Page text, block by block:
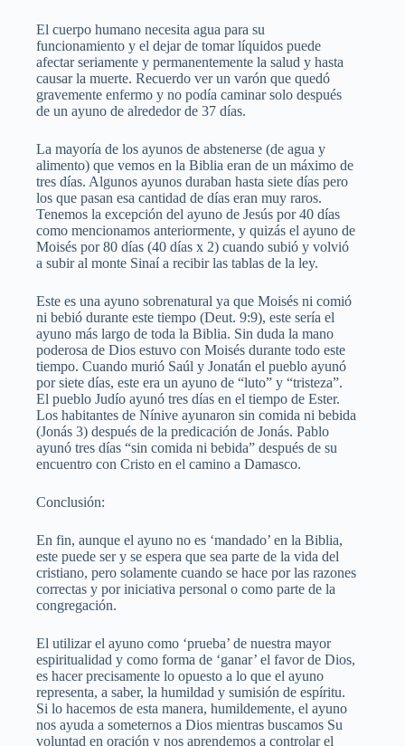
El cuerpo humano necesita agua para su
funcionamiento y el dejar de tomar líquidos puede
afectar seriamente y permanentemente la salud y hasta
causar la muerte. Recuerdo ver un varón que quedó
gravemente enfermo y no podía caminar solo después
de un ayuno de alrededor de 37 días.
La mayoría de los ayunos de abstenerse (de agua y
alimento) que vemos en la Biblia eran de un máximo de
tres días. Algunos ayunos duraban hasta siete días pero
los que pasan esa cantidad de días eran muy raros.
Tenemos la excepción del ayuno de Jesús por 40 días
como mencionamos anteriormente, y quizás el ayuno de
Moisés por 80 días (40 días x 2) cuando subió y volvió
a subir al monte Sinaí a recibir las tablas de la ley.
Este es una ayuno sobrenatural ya que Moisés ni comió
ni bebió durante este tiempo (Deut. 9:9), este sería el
ayuno más largo de toda la Biblia. Sin duda la mano
poderosa de Dios estuvo con Moisés durante todo este
tiempo. Cuando murió Saúl y Jonatán el pueblo ayunó
por siete días, este era un ayuno de “luto” y “tristeza”.
El pueblo Judío ayunó tres días en el tiempo de Ester.
Los habitantes de Nínive ayunaron sin comida ni bebida
(Jonás 3) después de la predicación de Jonás. Pablo
ayunó tres días “sin comida ni bebida” después de su
encuentro con Cristo en el camino a Damasco.
Conclusión:
En fin, aunque el ayuno no es ‘mandado’ en la Biblia,
este puede ser y se espera que sea parte de la vida del
cristiano, pero solamente cuando se hace por las razones
correctas y por iniciativa personal o como parte de la
congregación.
El utilizar el ayuno como ‘prueba’ de nuestra mayor
espiritualidad y como forma de ‘ganar’ el favor de Dios,
es hacer precisamente lo opuesto a lo que el ayuno
representa, a saber, la humildad y sumisión de espíritu.
Si lo hacemos de esta manera, humildemente, el ayuno
nos ayuda a someternos a Dios mientras buscamos Su
voluntad en oración y nos aprendemos a controlar el